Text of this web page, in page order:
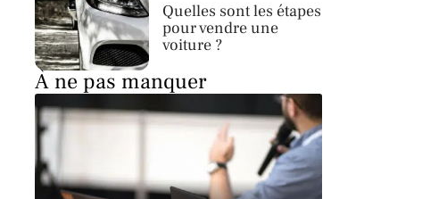
Quelles sont les étapes
pour vendre une
voiture ?
À ne pas manquer